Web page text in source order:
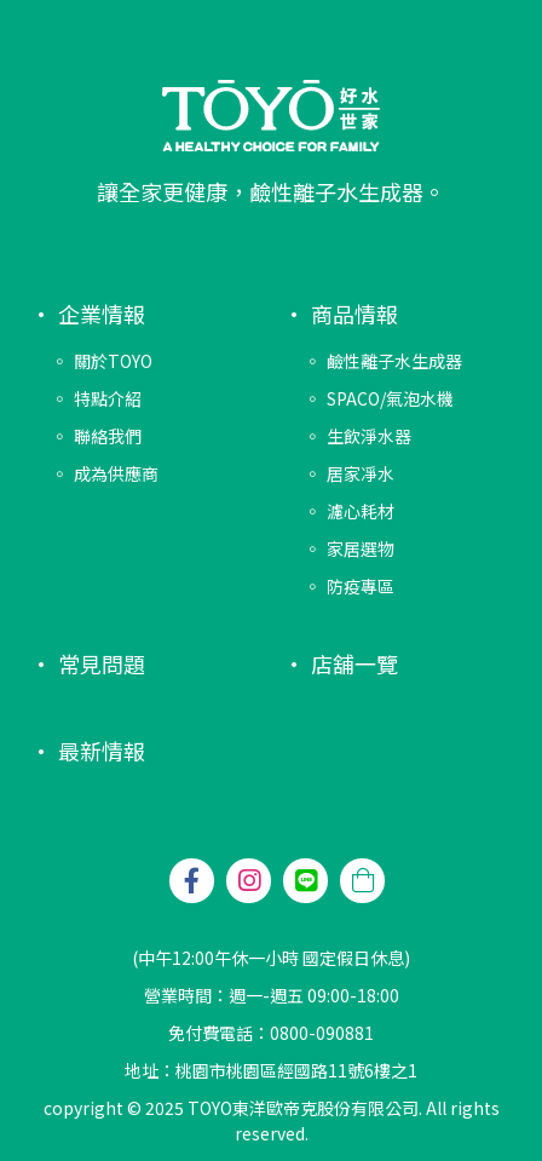
讓全家更健康，鹼性離子水生成器。
企業情報
關於TOYO
特點介紹
聯絡我們
成為供應商
商品情報
鹼性離子水生成器
SPACO/氣泡水機
生飲淨水器
居家凈水
濾心耗材
家居選物
防疫專區
常見問題 店舖一覽
最新情報
(中午12:00午休一小時 國定假日休息)
營業時間：週一-週五 09:00-18:00
免付費電話：0800-090881
地址：桃園市桃園區經國路11號6樓之1
copyright © 2025 TOYO東洋歐帝克股份有限公司. All rights
reserved.